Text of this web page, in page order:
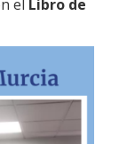
el Libro de